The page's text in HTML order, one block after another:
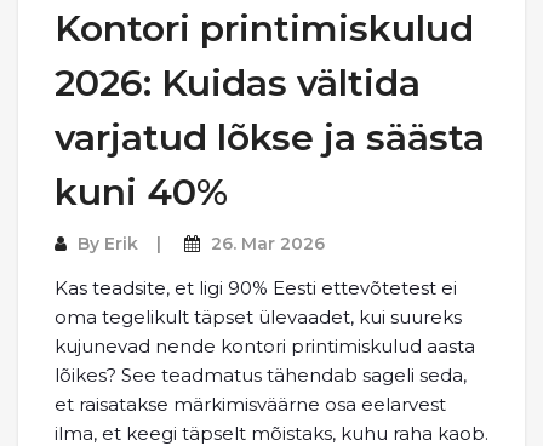
Kontori printimiskulud
2026: Kuidas vältida
varjatud lõkse ja säästa
kuni 40%
By Erik 26. Mar 2026
Kas teadsite, et ligi 90% Eesti ettevõtetest ei
oma tegelikult täpset ülevaadet, kui suureks
kujunevad nende kontori printimiskulud aasta
lõikes? See teadmatus tähendab sageli seda,
et raisatakse märkimisväärne osa eelarvest
ilma, et keegi täpselt mõistaks, kuhu raha kaob.